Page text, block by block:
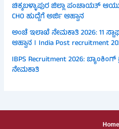
ಚಿಕ್ಕಬಳ್ಳಾಪುರ ಜಿಲ್ಲಾ ಪಂಚಾಯತ್
CHO ಹುದ್ದೆಗೆ ಅರ್ಜಿ ಆಹ್ವಾನ
ಅಂಚೆ ಇಲಾಖೆ ನೇಮಕಾತಿ 2026: 11
ಆಹ್ವಾನ । India Post recruitment
IBPS Recruitment 2026: ಬ್ಯಾಂಕಿಂಗ್
ನೇಮಕಾತಿ
Home